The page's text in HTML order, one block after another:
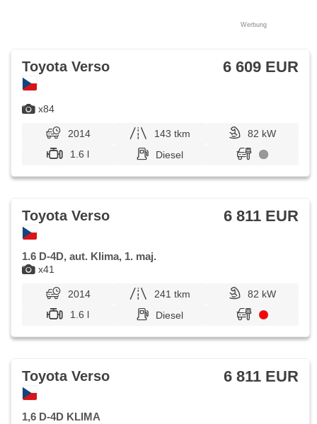
Werbung
x84
Toyota Verso 6 609 EUR
2014 143 tkm
82 kW
1.6 l
Diesel
x41
Toyota Verso 6 811 EUR
1.6 D-4D, aut. Klima, 1. maj.
2014 241 tkm
82 kW
1.6 l
Diesel
Toyota Verso 6 811 EUR
1,6 D-4D KLIMA